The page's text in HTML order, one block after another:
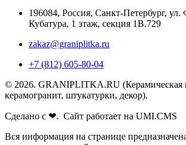
196084, Россия, Санкт-Петербург, ул.
Кубатура, 1 этаж, секция 1В.729
zakaz@graniplitka.ru
+7 (812) 605-80-04
© 2026. GRANIPLITKA.RU (Керамическая
керамогранит, штукатурки, декор).
Сделано с ❤. Сайт работает на UMI.CMS
Вся информация на странице